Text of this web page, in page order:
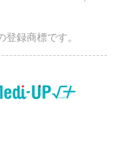
録商標です。